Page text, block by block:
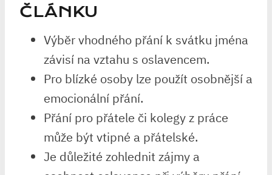
ČLÁNKU
Výběr vhodného přání k svátku jména
závisí na vztahu s oslavencem.
Pro blízké osoby lze použít osobnější a
emocionální přání.
Přání pro přátele či kolegy z práce
může být vtipné a přátelské.
Je důležité zohlednit zájmy a